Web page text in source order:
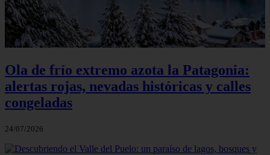
Ola de frío extremo azota la Patagonia:
alertas rojas, nevadas históricas y calles
congeladas
24/07/2026